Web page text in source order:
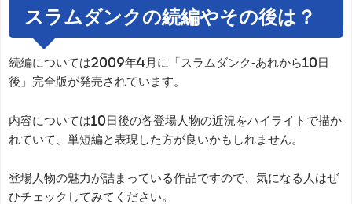
スラムダンクの続編やその後は？
続編については2009年4月に「スラムダンク-あれから10日
後」完全版が発売されています。
内容については10日後の各登場人物の近況をハイライトで描か
れていて、単短編と表現した方が良いかもしれません。
登場人物の魅力が詰まっている作品ですので、気になる人はぜ
ひチェックしてみてください。